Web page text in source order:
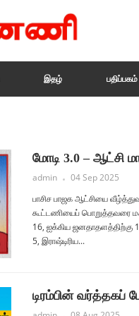
இதழ் பதிப்பகம்
மோடி 3.0 – ஆட்சி
admin
04 Sep 2025
பாசிச பாஜக ஆட்சியை
கூட்டணியைப் பொறுத்தவரை
16, ஐக்கிய
5, இராஷ்டிரிய...
டிரம்பின் வர்த்தகப்